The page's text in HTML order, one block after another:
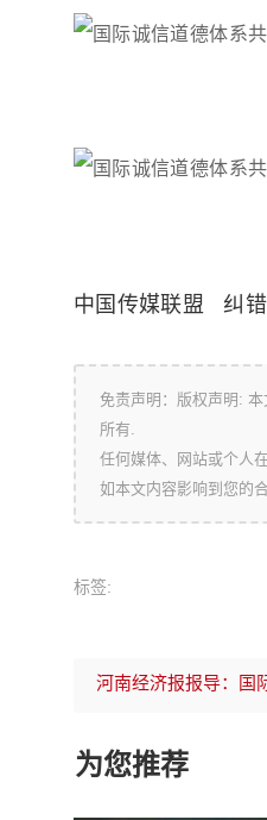
中国传媒联盟 纠错
免责声明：版权声明: 本
所有.
任何媒体、网站或个人
如本文内容影响到您的
标签:
河南经济报报导：国
为您推荐